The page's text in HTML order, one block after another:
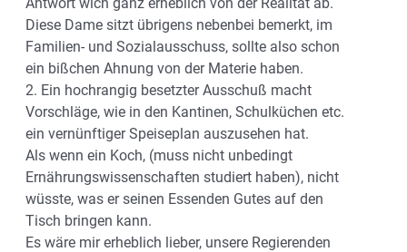
Diese Dame sitzt übrigens nebenbei bemerkt, im
Familien- und Sozialausschuss, sollte also schon
ein bißchen Ahnung von der Materie haben.
2. Ein hochrangig besetzter Ausschuß macht
Vorschläge, wie in den Kantinen, Schulküchen etc.
ein vernünftiger Speiseplan auszusehen hat.
Als wenn ein Koch, (muss nicht unbedingt
Ernährungswissenschaften studiert haben), nicht
wüsste, was er seinen Essenden Gutes auf den
Tisch bringen kann.
Es wäre mir erheblich lieber, unsere Regierenden